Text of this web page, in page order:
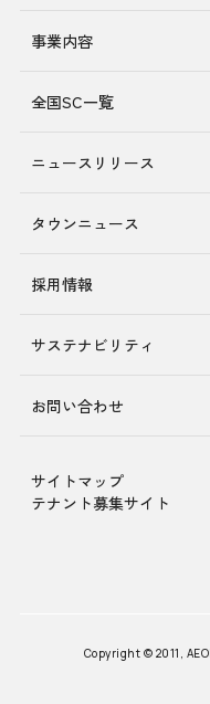
事業内容
全国SC一覧
ニュースリリース
タウンニュース
採用情報
サステナビリティ
お問い合わせ
サイトマップ
テナント募集サイト
Copyright © 2011,